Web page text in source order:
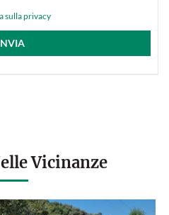
sulla privacy
Vicinanze